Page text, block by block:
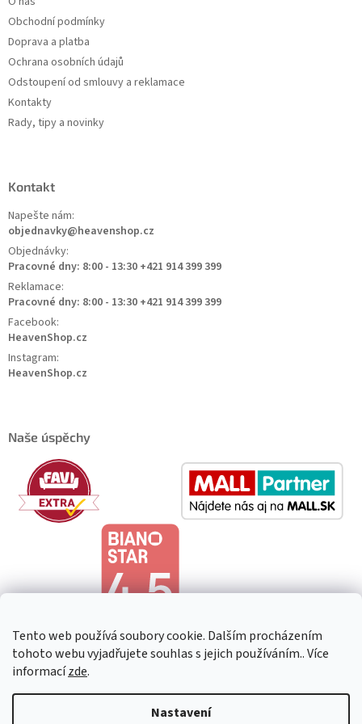
Tento web používá soubory cookie. Dalším procházením
tohoto webu vyjadřujete souhlas s jejich používáním.. Více
informacízde.
Nastavení
Obchodní podmínky
Doprava a platba
Ochrana osobních údajů
Odstoupení od smlouvy a reklamace
Kontakty
Rady, tipy a novinky
Kontakt
Napešte nám:
objednavky@heavenshop.cz
Objednávky:
Pracovné dny: 8:00 - 13:30 +421 914 399 399
Reklamace:
Pracovné dny: 8:00 - 13:30 +421 914 399 399
Facebook:
HeavenShop.cz
Instagram:
HeavenShop.cz
Naše úspěchy
HeavenShop. Všechna práva vyhrazena.